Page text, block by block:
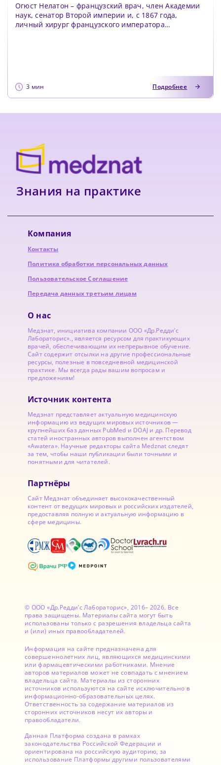
Огюст Нелатон – французский врач, член Академии
наук, сенатор Второй империи и, с 1867 года,
личный хирург французского императора
3 мин Подробнее
Знания на практике
Компания
Контакты
Политика обработки персональных данных
Пользовательское Соглашение
Передача данных третьим лицам
О нас
Медзнат, инициатива компании ООО «Др.Редди’с
Лабораторис»., является ресурсом для практикующих
врачей, обеспечивающим их непрерывное обучение.
Сайт содержит отсылки на другие профессиональные
ресурсы, полезные в повседневной медицинской
практике. Мы всегда рады вашим вопросам и
предложениям!
Источник контента
Медзнат представляет актуальную медицинскую
информацию из ведущих мировых источников —
крупнейших баз данных PubMed и DOAJ и др. Перевод
статей иностранных авторов выполнен агентством
«Awatera». Научные редакторы сайта Medznat следят
за тем, чтобы наши публикации были точными и
понятными для читателей.
Партнёры
Сайт Медзнат объединяет высококачественный
контент от ведущих мировых и российских издателей,
предоставляя полную и актуальную информацию в
сфере медицины.
© ООО «Др.Редди’с Лабораторис», 2016– 2026. Все
права защищены. Материалы сайта могут быть
использованы только с разрешения владельца сайта
и (или) иных правообладателей.
Информация на сайте предназначена для
совершеннолетних лиц, являющихся медицинскими
или фармацевтическими работниками. Мнение
авторов материалов может не совпадать с мнением
владельца сайта. Материалы из сторонних
источников используются на сайте исключительно в
информационно-образовательных целях.
Ответственность за содержание материалов из
сторонних источников несут их авторы и
правообладатели.
Данная Платформа создана в рамках
законодательства Российской Федерации и
ориентирована на российскую аудиторию, за
использование Платформы другими пользователями